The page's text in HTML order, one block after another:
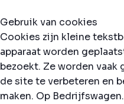
Gebruik van cookies
Cookies zijn kleine
apparaat worden
bezoekt. Ze worden
de site te verbeteren en
maken. Op